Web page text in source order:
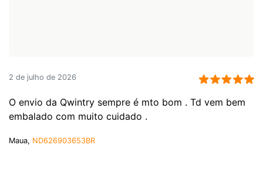
2 de julho de 2026
O envio da Qwintry sempre é mto bom . Td vem bem
embalado com muito cuidado .
Maua, ND626903653BR